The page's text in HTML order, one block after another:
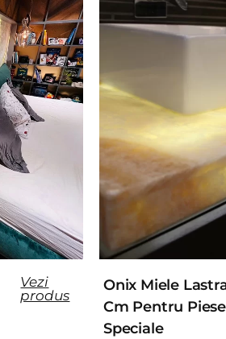
Vezi
produs
Onix Miele
Cm Pentru Piese
Speciale